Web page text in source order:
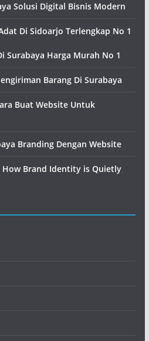
Solusi Digital Bisnis Modern
Di Sidoarjo Terlengkap No 1
Surabaya Harga Murah No 1
Barang Di Surabaya
Buat Website Untuk
Branding Dengan Website
How Brand Identity is Quietly